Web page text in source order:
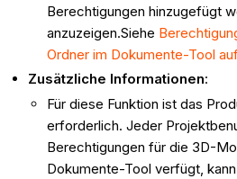
Berechtigungen hinzugefügt
anzuzeigen.Siehe
Ordner im Dokumente-Tool
Zusätzliche Informationen:
Für diese Funktion ist das
erforderlich. Jeder
Berechtigungen für die 3D-
Dokumente-Tool verfügt,